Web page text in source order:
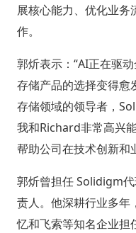
展核心能力、优化业务
作。
郭炘表示：“AI正在驱
存储产品的选择变得愈
存储领域的领导者，
我和Richard非常高兴
帮助公司在技术创新和
郭炘曾担任 Solidigm
责人。他深耕行业多年
忆和飞索等知名企业担